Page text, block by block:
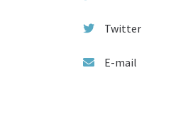
Twitter
E-mail